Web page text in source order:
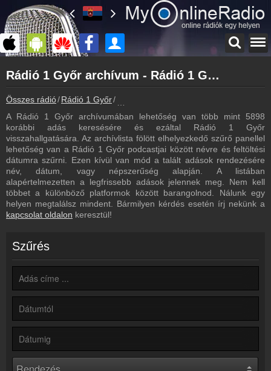
myonlineradio.hu
Rádió 1 Győr
Vissza a Rádió 1 Győr oldalára
Bejelentkezés
Hozz létre saját fiókot!
Most szól
Tudd meg mi szólt eddig
Frekvenciák
Rádió 1 Győr frekvencia
Műsorújság
Webkamera
Rádió 1 Győr webkamera, élőkép
Hírek
Rádió 1 Győr kapcsolatos hírek
Írj nekünk!
Rádiós partnerek
Rádió 1 Győr archívum - Rádió 1 Győr podcasts - Rádió 1 Győr visszahallgatás
Összes rádió Rádió 1 Győr
A Rádió 1 Győr archívumában lehetőség van több mint 5898
korábbi adás keresésére és ezáltal Rádió 1 Győr
visszahallgatására. Az archívlista fölött elhelyezkedő szűrő panellel
lehetőség van a Rádió 1 Győr podcastjai között névre és feltöltési
dátumra szűrni. Ezen kívül van mód a talált adások rendezésére
név, dátum, vagy népszerűség alapján. A listában
alapértelmezetten a legfrissebb adások jelennek meg. Nem kell
többet a különböző platformok között barangolnod. Nálunk egy
helyen megtalálsz mindent. Bármilyen kérdés esetén írj nekünk a
kapcsolat oldalon keresztül!
Szűrés